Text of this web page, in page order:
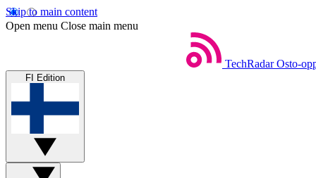
Skip to main content
Open menu Close main menu
TechRadar Osto-
FI Edition